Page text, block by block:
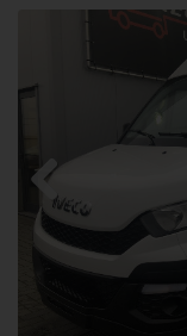
Previous